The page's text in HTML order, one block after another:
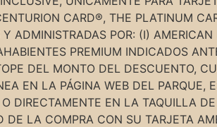
CARD®, THE PLATINUM
ADMINISTRADAS POR: (I) AMERICAN
PREMIUM INDICADOS
DEL MONTO DEL DESCUENTO,
EN LA PÁGINA WEB DEL PARQUE,
O DIRECTAMENTE EN LA TAQUILLA DE
LA COMPRA CON SU TARJETA